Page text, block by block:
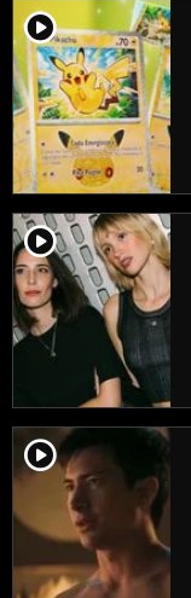
player2
player2
player2